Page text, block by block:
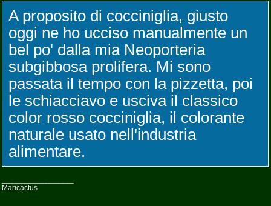
A proposito di cocciniglia, giusto
oggi ne ho ucciso manualmente un
bel po' dalla mia Neoporteria
subgibbosa prolifera. Mi sono
passata il tempo con la pizzetta, poi
le schiacciavo e usciva il classico
color rosso cocciniglia, il colorante
naturale usato nell'industria
alimentare.
Maricactus